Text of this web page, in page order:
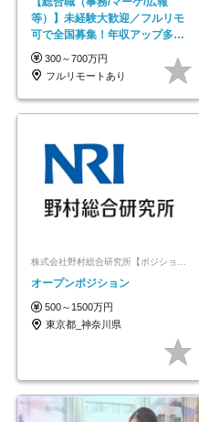
等）】未経験大歓迎／フルリモ
可で全国募集！年収アップ多数
★年休最大130日★
300～700万円
フルリモートあり
オープンポジション
500～1500万円
東京都_神奈川県